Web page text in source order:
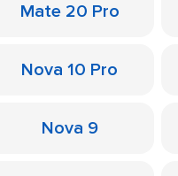
Mate 20 Pro
Nova 10 Pro
Nova 9